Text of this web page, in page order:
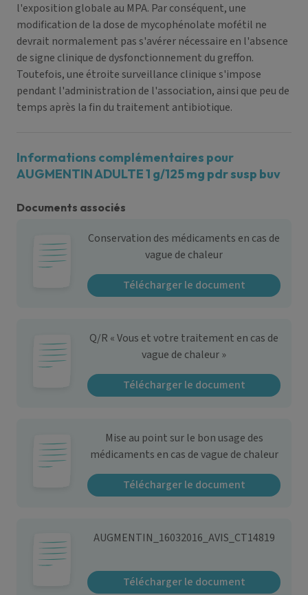
l'exposition globale au MPA. Par conséquent, une
modification de la dose de mycophénolate mofétil ne
devrait normalement pas s'avérer nécessaire en l'absence
de signe clinique de dysfonctionnement du greffon.
Toutefois, une étroite surveillance clinique s'impose
pendant l'administration de l'association, ainsi que peu de
temps après la fin du traitement antibiotique.
Informations complémentaires pour
AUGMENTIN ADULTE 1 g/125 mg pdr susp buv
Documents associés
Conservation des médicaments en cas de
vague de chaleur
Télécharger le document
Q/R « Vous et votre traitement en cas de
vague de chaleur »
Télécharger le document
Mise au point sur le bon usage des
médicaments en cas de vague de chaleur
Télécharger le document
AUGMENTIN_16032016_AVIS_CT14819
Télécharger le document